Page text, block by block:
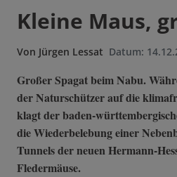
Kleine Maus,
Von Jürgen Lessat Datum:
Großer Spagat beim Nabu.
der Naturschützer auf die
klagt der baden-
die Wiederbelebung einer
Tunnels der neuen Hermann-
Fledermäuse.